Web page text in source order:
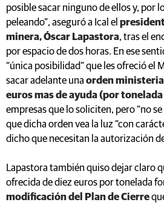
posible sacar ninguno de ellos y, por
peleando”, aseguró a Ical el
minera, Óscar Lapastora, tras el
por espacio de dos horas. En ese
“única posibilidad” que les ofreció el
sacar adelante una orden ministerial
euros mas de ayuda (por
empresas que lo soliciten, pero “no
que dicha orden vea la luz “con
dicho que necesitan la autorización
Lapastora también quiso dejar claro
ofrecida de diez euros por tonelada
modificación del Plan de Cierre